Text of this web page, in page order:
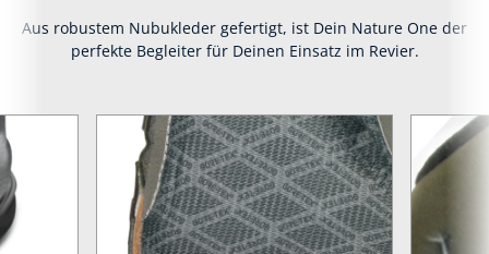
Aus robustem Nubukleder gefertigt, ist Dein Nature One der
perfekte Begleiter für Deinen Einsatz im Revier.